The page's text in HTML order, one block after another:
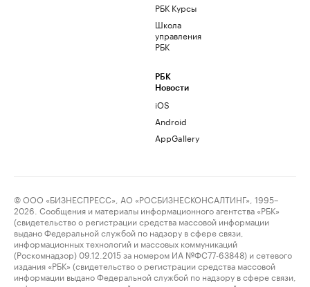
РБК Курсы
Школа
управления
РБК
РБК
Новости
iOS
Android
AppGallery
© ООО «БИЗНЕСПРЕСС», АО «РОСБИЗНЕСКОНСАЛТИНГ», 1995–
2026. Сообщения и материалы информационного агентства «РБК»
(свидетельство о регистрации средства массовой информации
выдано Федеральной службой по надзору в сфере связи,
информационных технологий и массовых коммуникаций
(Роскомнадзор) 09.12.2015 за номером ИА №ФС77-63848) и сетевого
издания «РБК» (свидетельство о регистрации средства массовой
информации выдано Федеральной службой по надзору в сфере связи,